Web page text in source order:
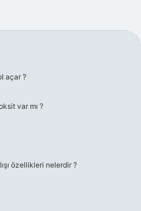
açar ?
var mı ?
özellikleri nelerdir ?